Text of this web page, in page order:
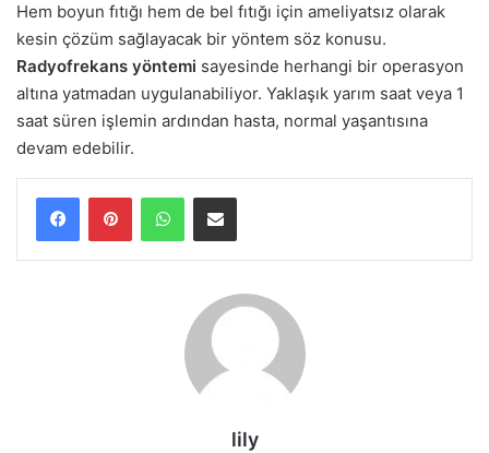
Hem boyun fıtığı hem de bel fıtığı için ameliyatsız olarak
kesin çözüm sağlayacak bir yöntem söz konusu.
Radyofrekans yöntemi sayesinde herhangi bir operasyon
altına yatmadan uygulanabiliyor. Yaklaşık yarım saat veya 1
saat süren işlemin ardından hasta, normal yaşantısına
devam edebilir.
WhatsAppE-Posta ile paylaş
lily